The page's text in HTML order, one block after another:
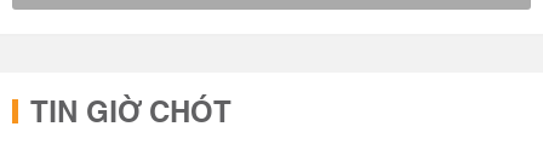
TIN GIỜ CHÓT